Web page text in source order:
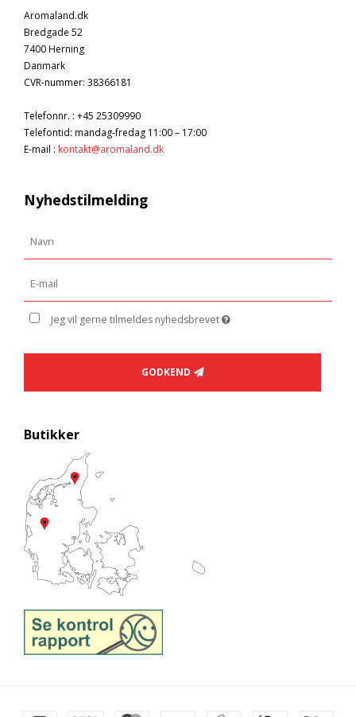
Aromaland.dk
Bredgade 52
7400 Herning
Danmark
CVR-nummer: 38366181
Telefonnr. : +45 25309990
Telefontid: mandag-fredag 11:00 – 17:00
E-mail : kontakt@aromaland.dk
Nyhedstilmelding
Jeg vil gerne tilmeldes nyhedsbrevet
GODKEND
Butikker